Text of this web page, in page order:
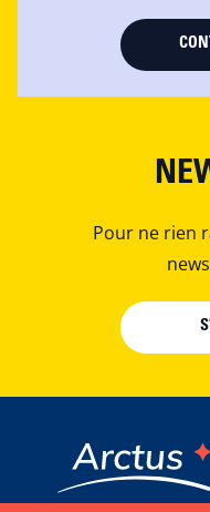
Pour ne rien